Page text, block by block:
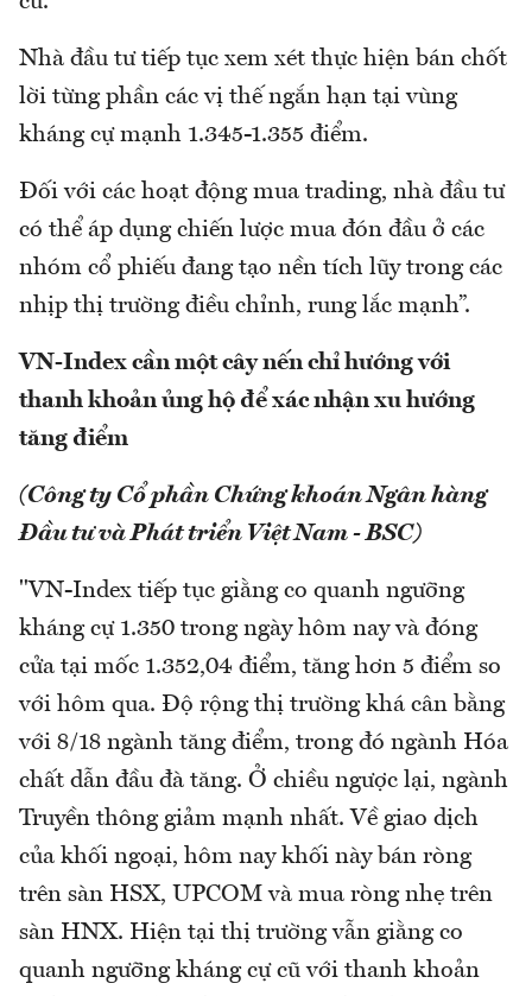
Nhà đầu tư tiếp tục xem xét thực hiện bán chốt
lời từng phần các vị thế ngắn hạn tại vùng
kháng cự mạnh 1.345-1.355 điểm.
Đối với các hoạt động mua trading, nhà đầu tư
có thể áp dụng chiến lược mua đón đầu ở các
nhóm cổ phiếu đang tạo nền tích lũy trong các
nhịp thị trường điều chỉnh, rung lắc mạnh”.
VN-Index cần một cây nến chỉ hướng với
thanh khoản ủng hộ để xác nhận xu hướng
tăng điểm
(Công ty Cổ phần Chứng khoán Ngân hàng
Đầu tư và Phát triển Việt Nam - BSC)
"VN-Index tiếp tục giằng co quanh ngưỡng
kháng cự 1.350 trong ngày hôm nay và đóng
cửa tại mốc 1.352,04 điểm, tăng hơn 5 điểm so
với hôm qua. Độ rộng thị trường khá cân bằng
với 8/18 ngành tăng điểm, trong đó ngành Hóa
chất dẫn đầu đà tăng. Ở chiều ngược lại, ngành
Truyền thông giảm mạnh nhất. Về giao dịch
của khối ngoại, hôm nay khối này bán ròng
trên sàn HSX, UPCOM và mua ròng nhẹ trên
sàn HNX. Hiện tại thị trường vẫn giằng co
quanh ngưỡng kháng cự cũ với thanh khoản